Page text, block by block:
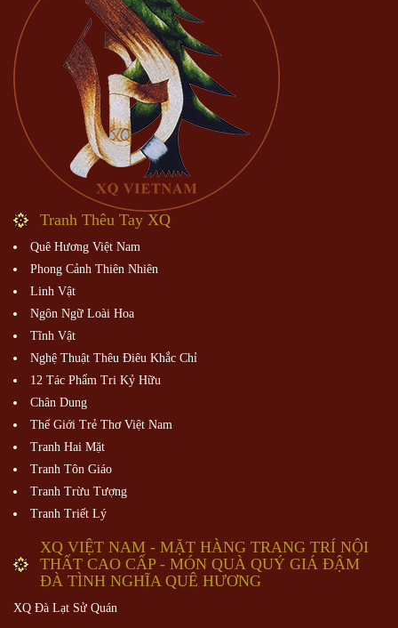
Tranh Thêu Tay XQ
Quê Hương Việt Nam
Phong Cảnh Thiên Nhiên
Linh Vật
Ngôn Ngữ Loài Hoa
Tĩnh Vật
Nghệ Thuật Thêu Điêu Khắc Chỉ
12 Tác Phẩm Tri Kỷ Hữu
Chân Dung
Thế Giới Trẻ Thơ Việt Nam
Tranh Hai Mặt
Tranh Tôn Giáo
Tranh Trừu Tượng
Tranh Triết Lý
XQ VIỆT NAM - MẶT HÀNG TRANG TRÍ NỘI
THẤT CAO CẤP - MÓN QUÀ QUÝ GIÁ ĐẬM
ĐÀ TÌNH NGHĨA QUÊ HƯƠNG
XQ Đà Lạt Sử Quán